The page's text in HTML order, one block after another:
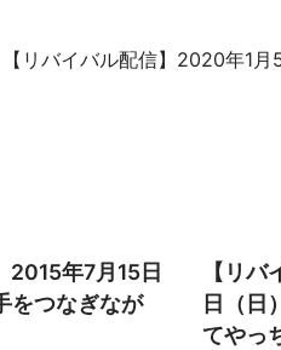
【リバイバル配信】2020年1
2015年7月15日
をつなぎなが
【リ
日（日
てやっ